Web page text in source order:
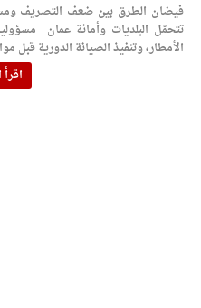
فيضان الطرق بين ضعف التصريف
تتحمّل البلديات وأمانة عمان
الأمطار، وتنفيذ الصيانة الدورية قبل